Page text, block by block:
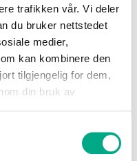
trafikken vår. Vi deler
du bruker nettstedet
medier,
kan kombinere den
tilgjengelig for dem,
din bruk av
MCT-olje
- 25% på hele
247 kr Før: 329 kr